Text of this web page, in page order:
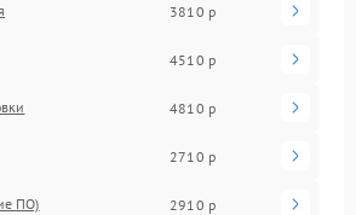
3810 р
4510 р
4810 р
2710 р
ПО) 2910 р